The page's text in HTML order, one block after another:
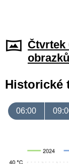
Čtvrtek
obrazků
Historické
06:00